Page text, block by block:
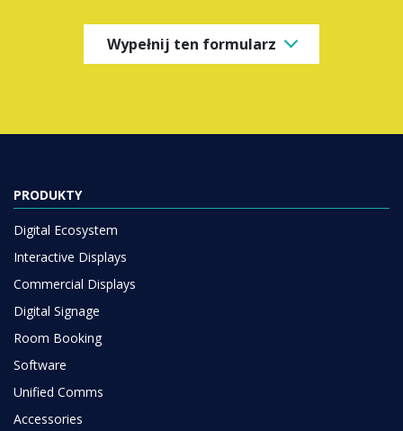
Wypełnij ten formularz
PRODUKTY
Digital Ecosystem
Interactive Displays
Commercial Displays
Digital Signage
Room Booking
Software
Unified Comms
Accessories